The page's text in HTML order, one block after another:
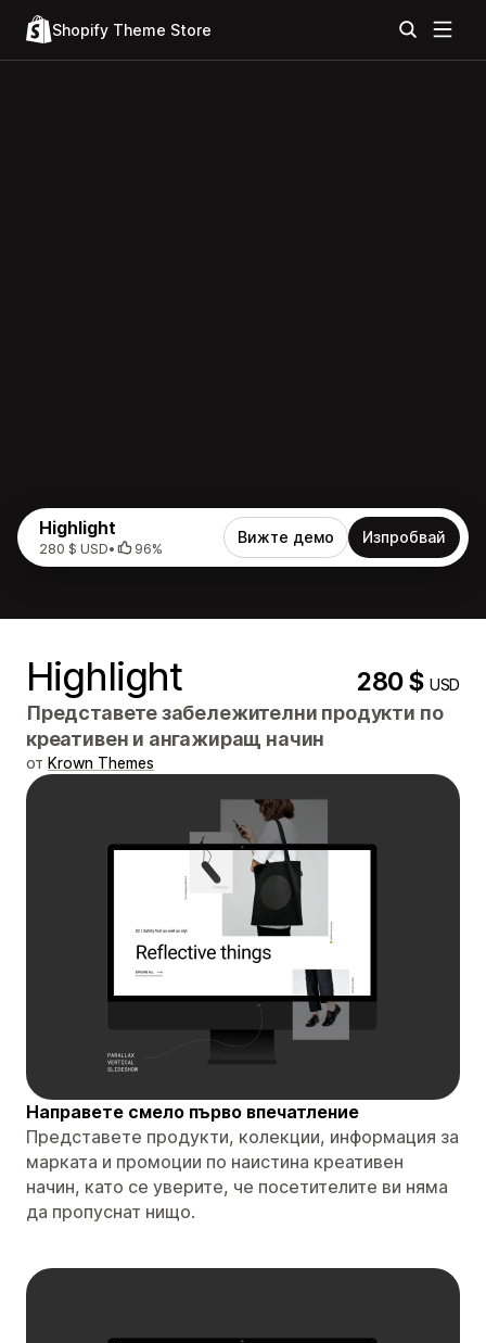
Shopify Theme Store
Highlight
280 $ USD• 96%
Вижте демо Изпробвай
Highlight 280 $USD
Представете забележителни продукти по
креативен и ангажиращ начин
от Krown Themes
Направете смело първо впечатление
Представете продукти, колекции, информация за
марката и промоции по наистина креативен
начин, като се уверите, че посетителите ви няма
да пропуснат нищо.